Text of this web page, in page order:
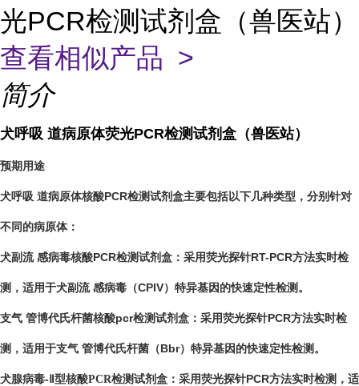
光PCR检测试剂盒（兽医站）
查看相似产品 >
简介
犬呼吸 道病原体荧光PCR检测试剂盒（兽医站）
预期用途
犬呼吸 道病原体核酸PCR检测试剂盒主要包括以下几种类型，分别针对
不同的病原体：
犬副流 感病毒核酸PCR检测试剂盒 ：采用荧光探针RT-PCR方法实时检
测，适用于犬副流 感病毒（CPIV）特异基因的快速定性检测。
支气 管博代氏杆菌核酸pcr检测试剂盒 ：采用荧光探针PCR方法实时检
测，适用于支气 管博代氏杆菌（Bbr）特异基因的快速定性检测。
犬腺病毒-Ⅱ型核酸PCR检测试剂盒 ：采用荧光探针PCR方法实时检测，适